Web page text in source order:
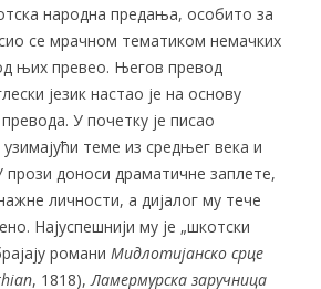
народна предања, особито за
се мрачном тематиком немачких
њих превео. Његов превод
језик настао је на основу
У почетку је писао
теме из средњег века и
прози доноси драматичне заплете,
личности, а дијалог му тече
Најуспешнији му је „шкотски
романи Мидлотијанско срце
, 1818),Ламермурска заручница